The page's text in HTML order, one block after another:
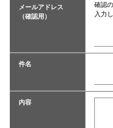
メールアドレス
（確認用）
確認
入力
件名
内容